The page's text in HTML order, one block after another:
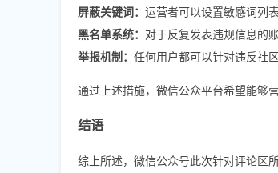
屏蔽关键词： 运营者可以设置敏感词列
黑名单系统： 对于反复发表违规信息的
举报机制： 任何用户都可以针对违反社
通过上述措施，微信公众平台希望能够
结语
综上所述，微信公众号此次针对评论区